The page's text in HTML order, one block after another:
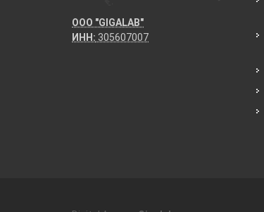
ООО "GIGALAB"
ИНН: 305607007